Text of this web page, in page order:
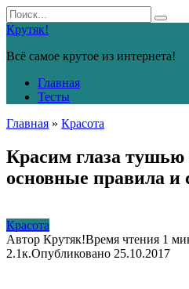
Перейти
к
контенту
Search
for:
Крутяк!
Всё самое крутое из интернета!
Главная
Тесты
Главная » Красота
Красим глаза тушью
основные правила и
Красота
Автор Крутяк!Время чтения 1
2.1к.Опубликовано 25.10.2017